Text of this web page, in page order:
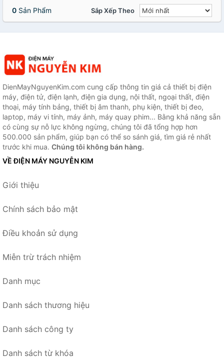
0 Sản Phẩm Sắp Xếp Theo
DienMayNguyenKim.com cung cấp thông tin giá cả thiết bị điện
máy, điện tử, điện lạnh, điện gia dụng, nội thất, ngoại thất, điện
thoại, máy tính bảng, thiết bị âm thanh, phụ kiện, thiết bị đeo,
laptop, máy vi tính, máy ảnh, máy quay phim... Bằng khả năng sẵn
có cùng sự nỗ lực không ngừng, chúng tôi đã tổng hợp hơn
500.000 sản phẩm, giúp bạn có thể so sánh giá, tìm giá rẻ nhất
trước khi mua. Chúng tôi không bán hàng.
VỀ ĐIỆN MÁY NGUYỄN KIM
Giới thiệu
Chính sách bảo mật
Điều khoản sử dụng
Miễn trừ trách nhiệm
Danh mục
Danh sách thương hiệu
Danh sách công ty
Danh sách từ khóa